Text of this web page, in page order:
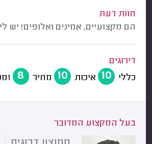
חוות דעת
הם מקצועיים, אמינים ואלופים! יש
דירוגים
כללי
10 איכות 10 מחיר 8
בעל המקצוע המדובר